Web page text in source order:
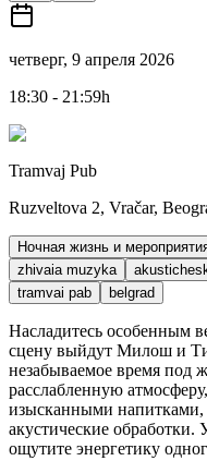
четверг, 9 апреля 2026
18:30 - 21:59h
Tramvaj Pub
Ruzveltova 2, Vračar,
Ночная жизнь и
zhivaia muzyka
tramvai pab
belgrad
Насладитесь особенным
сцену выйдут Милош и
незабываемое время под
расслабленную
изысканными
акустические обработки.
ощутите энергетику